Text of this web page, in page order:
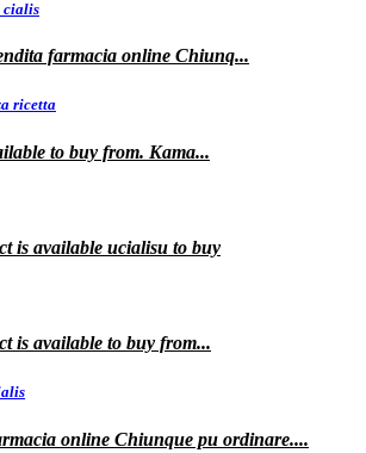
cialis
farmacia online Chiunq...
ricetta
to buy from. Kama...
is available ucialisu to buy
is available to buy from...
online Chiunque pu ordinare....